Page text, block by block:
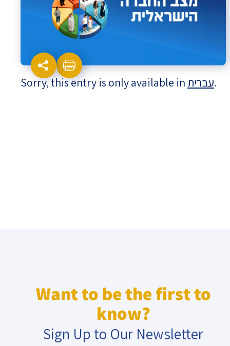
Israel-China Relations
Sorry, this entry is only available inעברית.
Want to be the first to
know?
Sign Up to Our Newsletter